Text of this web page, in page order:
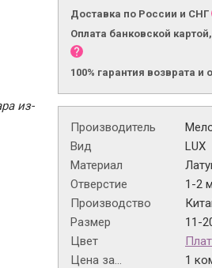
из-
Доставка по России и СНГ
Оплата банковской
100% гарантия возврата и
Производитель
Вид
LUX
Материал
Отверстие
1-2
Производство
Размер
11-
Цвет
Цена за...
1